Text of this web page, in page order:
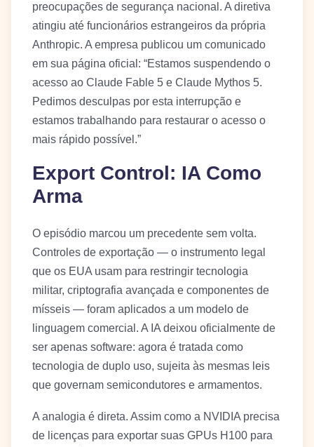
preocupações de segurança nacional. A diretiva
atingiu até funcionários estrangeiros da própria
Anthropic. A empresa publicou um comunicado
em sua página oficial: “Estamos suspendendo o
acesso ao Claude Fable 5 e Claude Mythos 5.
Pedimos desculpas por esta interrupção e
estamos trabalhando para restaurar o acesso o
mais rápido possível.”
Export Control: IA Como
Arma
O episódio marcou um precedente sem volta.
Controles de exportação — o instrumento legal
que os EUA usam para restringir tecnologia
militar, criptografia avançada e componentes de
mísseis — foram aplicados a um modelo de
linguagem comercial. A IA deixou oficialmente de
ser apenas software: agora é tratada como
tecnologia de duplo uso, sujeita às mesmas leis
que governam semicondutores e armamentos.
A analogia é direta. Assim como a NVIDIA precisa
de licenças para exportar suas GPUs H100 para